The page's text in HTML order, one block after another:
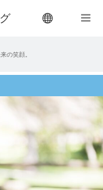
の笑顔。